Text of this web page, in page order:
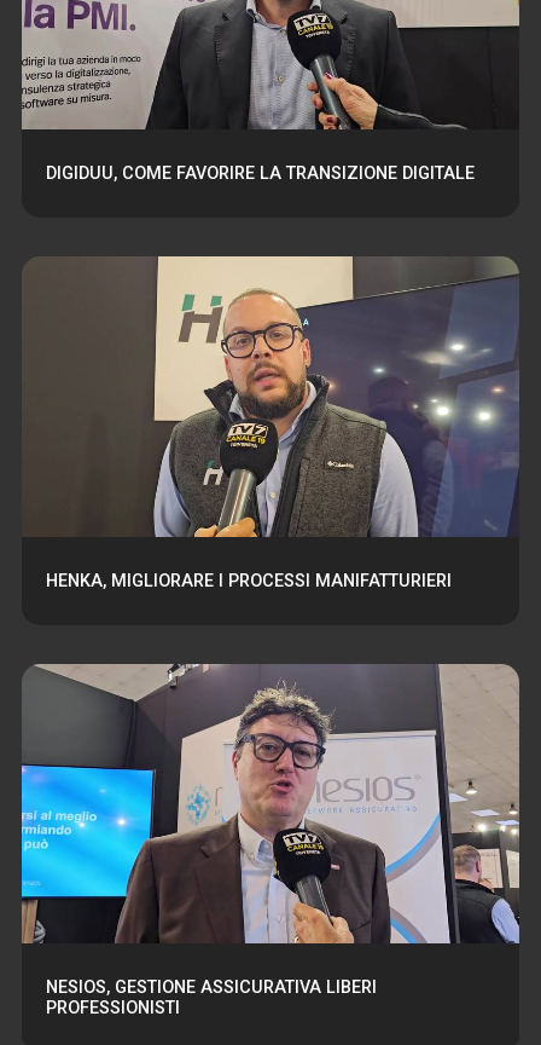
DIGIDUU, COME FAVORIRE LA TRANSIZIONE DIGITALE
HENKA, MIGLIORARE I PROCESSI MANIFATTURIERI
NESIOS, GESTIONE ASSICURATIVA LIBERI
PROFESSIONISTI